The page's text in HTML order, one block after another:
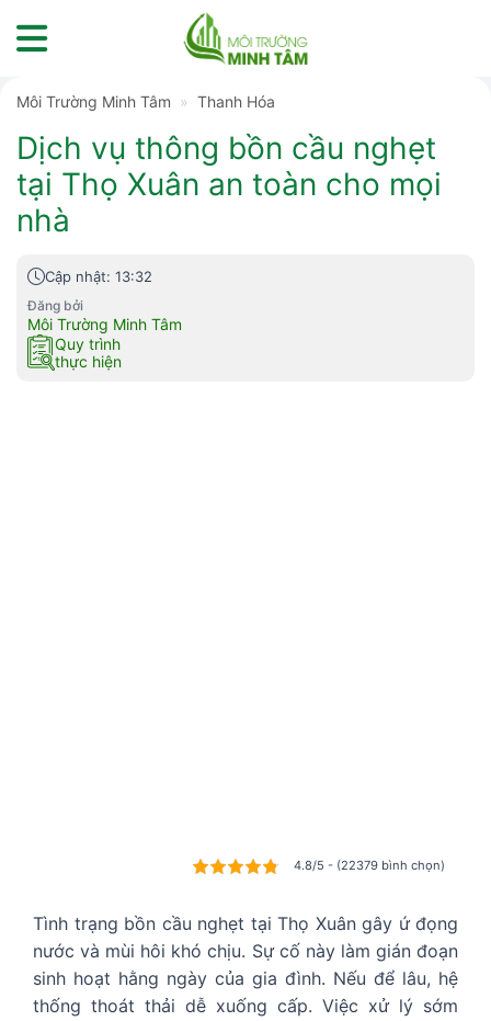
to
Môi Trường Minh Tâm » Thanh Hóa
Dịch vụ thông bồn cầu nghẹt
tại Thọ Xuân an toàn cho mọi
nhà
Cập nhật: 13:32
Đăng bởi
Môi Trường Minh Tâm
Quy trình
thực hiện
4.8/5 - (22379 bình chọn)
Tình trạng bồn cầu nghẹt tại Thọ Xuân gây ứ đọng
nước và mùi hôi khó chịu. Sự cố này làm gián đoạn
sinh hoạt hằng ngày của gia đình. Nếu để lâu, hệ
thống thoát thải dễ xuống cấp. Việc xử lý sớm